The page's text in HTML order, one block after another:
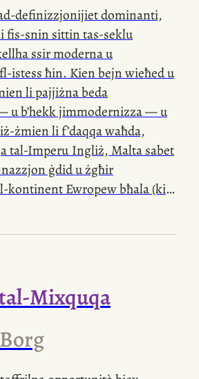
definizzjonijietdominanti,
fis-snin sittintas-seklu
ssir moderna u
fl-istessħin. Kien bejn wieħed u
li pajjiżna beda
u b’hekk jimmodernizza — u
iż-żmienli f’daqqa waħda,
tal-ImperuIngliż, Malta sabet
ġdid u żgħir
kontinent Ewropew bħala (kif
jiġu nnegozjati u fformulati
diplomatiċi u ekonomiċi
daniż-żmien
Mixquqa